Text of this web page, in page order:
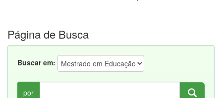
Página de Busca
Buscar em:
por